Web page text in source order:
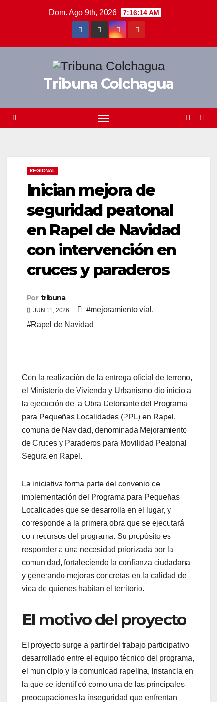
Dom. Ago 9th, 2026 7:16:14 AM
Tribuna Colchagua
REGIONAL
Inician mejora de
seguridad peatonal
en Rapel de Navidad
con intervención en
cruces y paraderos
Por tribuna
JUN 11, 2026 #mejoramiento vial ,
#Rapel de Navidad
Con la realización de la entrega oficial de terreno,
el Ministerio de Vivienda y Urbanismo dio inicio a
la ejecución de la Obra Detonante del Programa
para Pequeñas Localidades (PPL) en Rapel,
comuna de Navidad, denominada Mejoramiento
de Cruces y Paraderos para Movilidad Peatonal
Segura en Rapel.
La iniciativa forma parte del convenio de
implementación del Programa para Pequeñas
Localidades que se desarrolla en el lugar, y
corresponde a la primera obra que se ejecutará
con recursos del programa. Su propósito es
responder a una necesidad priorizada por la
comunidad, fortaleciendo la confianza ciudadana
y generando mejoras concretas en la calidad de
vida de quienes habitan el territorio.
El motivo del proyecto
El proyecto surge a partir del trabajo participativo
desarrollado entre el equipo técnico del programa,
el municipio y la comunidad rapelina, instancia en
la que se identificó como una de las principales
preocupaciones la inseguridad que enfrentan